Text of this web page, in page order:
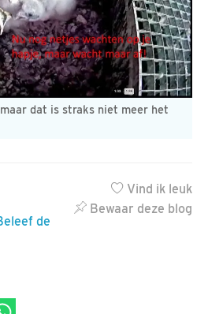
dat is straks niet meer het
Vind ik leuk
Bewaar deze blog
de